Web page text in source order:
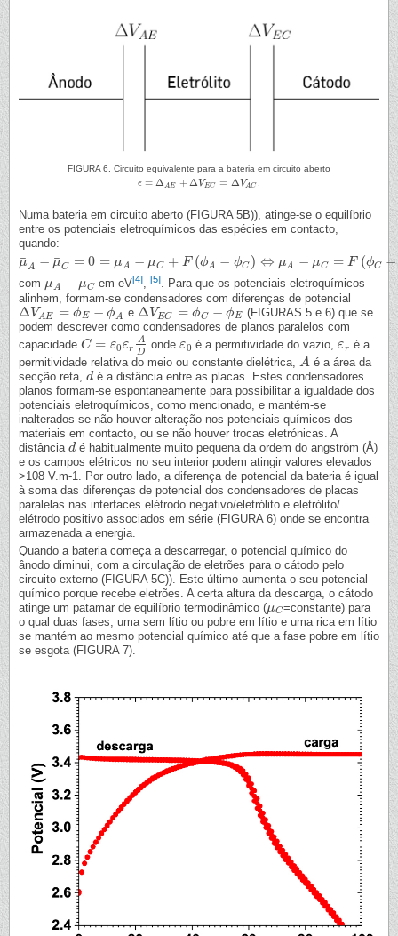
FIGURA 6. Circuito equivalente para a bateria em circuito aberto
ϵ = ΔAE +ΔVEC = ΔVAC
ϵ=ΔAE+Δ VEC=ΔVA C
Numa bateria em circuito aberto (FIGURA 5B)), atinge-se o equilíbrio
entre os potenciais eletroquímicos das espécies em contacto,
quando:
μ
¯A − μ
¯C = 0 = μ A − μC + F (ϕ A − ϕC ) ⇔ μ A − μC = F (ϕC −
μ¯A −μ ¯C= 0= μA−μ C + F(ϕ A−ϕ C) ⇔μA−μ C= F(ϕ C −ϕA)⇔ ϵ=μA− μCe
com μ A − μC
μA− μC em eV[4],[5]. Para que os potenciais eletroquímicos
alinhem, formam-se condensadores com diferenças de potencial
ΔV A E = ϕE − ϕ A
ΔVAE= ϕE −ϕA e ΔVEC = ϕC − ϕE
ΔVEC= ϕC −ϕE
(FIGURAS 5 e 6) que se
podem descrever como condensadores de planos paralelos com
capacidade C = ε0εr
A
D
C= ε0 εrAD ondeε0
ε0 é a permitividade do vazio,εr
εr é a
permitividade relativa do meio ou constante dielétrica, A
A é a área da
secção reta, d
d é a distância entre as placas. Estes condensadores
planos formam-se espontaneamente para possibilitar a igualdade dos
potenciais eletroquímicos, como mencionado, e mantém-se
inalterados se não houver alteração nos potenciais químicos dos
materiais em contacto, ou se não houver trocas eletrónicas. A
distância d
d é habitualmente muito pequena da ordem do angström (Å)
e os campos elétricos no seu interior podem atingir valores elevados
>108 V.m-1. Por outro lado, a diferença de potencial da bateria é igual
à soma das diferenças de potencial dos condensadores de placas
paralelas nas interfaces elétrodo negativo/eletrólito e eletrólito/
elétrodo positivo associados em série (FIGURA 6) onde se encontra
armazenada a energia.
Quando a bateria começa a descarregar, o potencial químico do
ânodo diminui, com a circulação de eletrões para o cátodo pelo
circuito externo (FIGURA 5C)). Este último aumenta o seu potencial
químico porque recebe eletrões. A certa altura da descarga, o cátodo
atinge um patamar de equilíbrio termodinâmico (μC
μC=constante) para
o qual duas fases, uma sem lítio ou pobre em lítio e uma rica em lítio
se mantém ao mesmo potencial químico até que a fase pobre em lítio
se esgota (FIGURA 7).